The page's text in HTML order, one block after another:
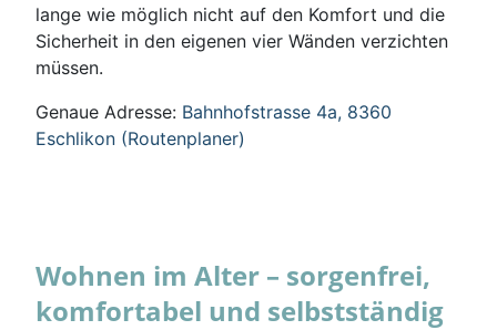
lange wie möglich nicht auf den Komfort und die
Sicherheit in den eigenen vier Wänden verzichten
müssen.
Genaue Adresse: Bahnhofstrasse 4a, 8360
Eschlikon (Routenplaner)
Wohnen im Alter – sorgenfrei,
komfortabel und selbstständig